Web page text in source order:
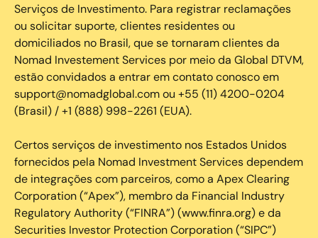
Serviços de Investimento. Para registrar reclamações
ou solicitar suporte, clientes residentes ou
domiciliados no Brasil, que se tornaram clientes da
Nomad Investement Services por meio da Global DTVM,
estão convidados a entrar em contato conosco em
support@nomadglobal.com ou +55 (11) 4200-0204
(Brasil) / +1 (888) 998-2261 (EUA).
Certos serviços de investimento nos Estados Unidos
fornecidos pela Nomad Investment Services dependem
de integrações com parceiros, como a Apex Clearing
Corporation (“Apex”), membro da Financial Industry
Regulatory Authority (“FINRA”) (www.finra.org) e da
Securities Investor Protection Corporation (“SIPC”)